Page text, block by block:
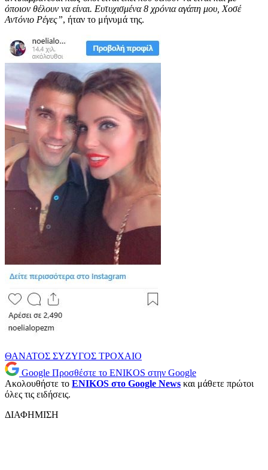
όποιον θέλουν να είναι. Ευτυχισμένα 8 χρόνια αγάπη μου, Χοσέ
Αντόνιο Ρέγες”, ήταν το μήνυμά της.
ΘΑΝΑΤΟΣ ΣΥΖΥΓΟΣ ΤΡΟΧΑΙΟ
Google Προσθέστε το ENIKOS στην Google
Ακολουθήστε το ENIKOS στο Google News και μάθετε πρώτοι
όλες τις ειδήσεις.
ΔΙΑΦΗΜΙΣΗ